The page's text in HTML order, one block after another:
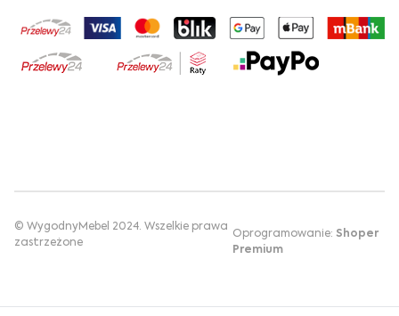
© WygodnyMebel 2024. Wszelkie prawa
zastrzeżone
Oprogramowanie: Shoper
Premium